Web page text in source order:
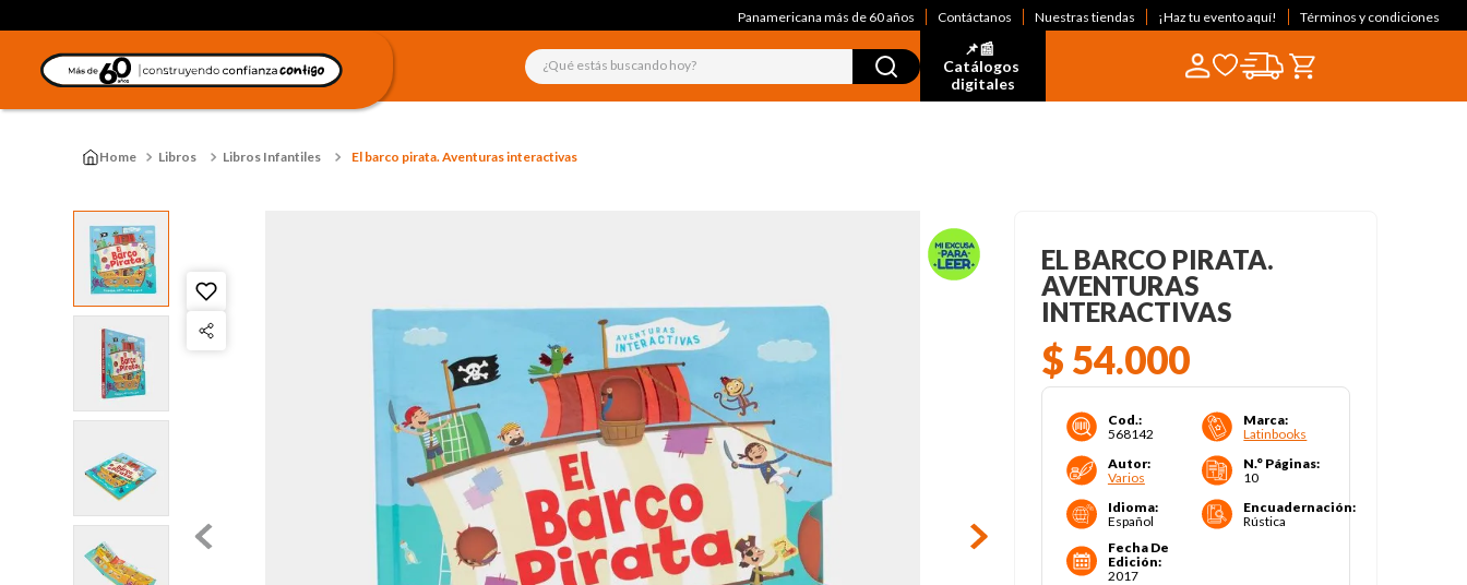
Panamericana más de 60 años Contáctanos Nuestras tiendas ¡Haz tu evento aquí! Términos y condiciones
¿Qué estás buscando hoy?
📌📰
Catálogos
digitales
Libros Libros Infantiles El barco pirata. Aventuras interactivas
EL BARCO PIRATA.
AVENTURAS
INTERACTIVAS
$ 54.000
Cod.:
568142
Marca:
Latinbooks
Autor:
Varios
N.° Páginas:
10
Idioma:
Español
Encuadernación:
Rústica
Fecha De
Edición:
2017